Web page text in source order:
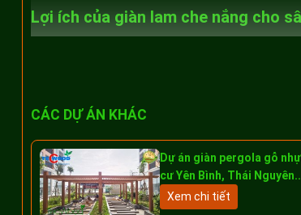
Lợi ích của giàn lam che nắng cho
CÁC DỰ ÁN KHÁC
Dự án giàn pergola gỗ
cư Yên Bình, Thái
Xem chi tiết